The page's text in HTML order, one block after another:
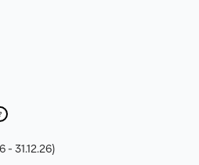
- 31.12.26)